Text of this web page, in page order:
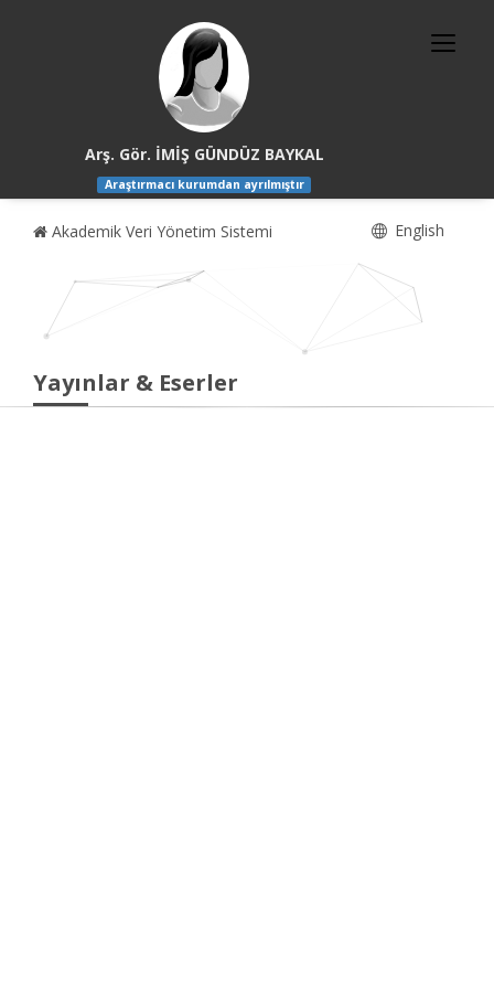
Arş. Gör. İMİŞ GÜNDÜZ BAYKAL
Araştırmacı kurumdan ayrılmıştır
Akademik Veri Yönetim Sistemi English
Yayınlar & Eserler